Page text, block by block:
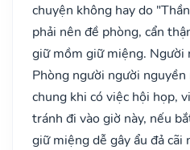
chuyện không hay do
phải nên đề phòng, cẩn
giữ mồm giữ miệng. Người
Phòng người người
chung khi có việc hội họp,
tránh đi vào giờ này, nếu
giữ miệng dễ gây ẩu đả cãi